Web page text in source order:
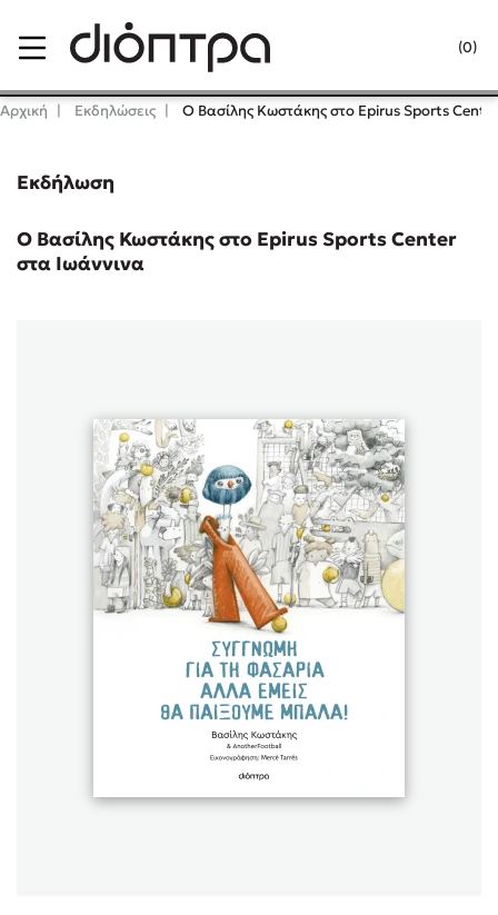
(0)
Κλείσιμο
Δημοφιλή Βιβλία
Lidia Branković
Χάρης Πολίτης
Καθρέφτης
Sebastian Fitzek
Playlist
Αρχική Εκδηλώσεις Ο Βασίλης Κωστάκης στο Epirus Sports
Εκδήλωση
Ο Βασίλης Κωστάκης στο Epirus Sports Center
στα Ιωάννινα